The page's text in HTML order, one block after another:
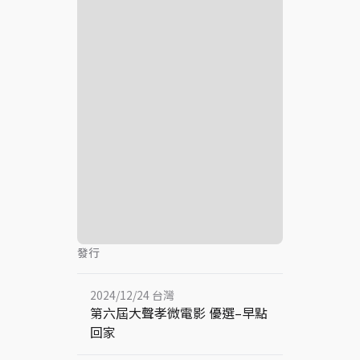
發行
2024/12/24 台灣
第六屆大聲孝微電影 優選–早點
回家